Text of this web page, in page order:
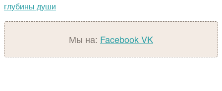
глубины души
Мы на: FacebookVK